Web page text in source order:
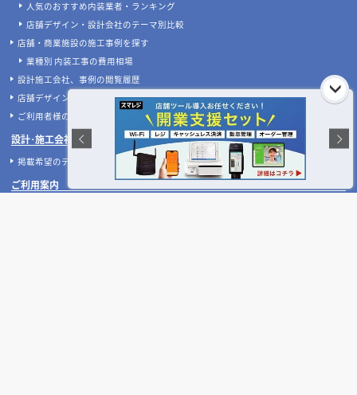
案件あんしん保証サポート
店舗開業･改装をご検討中の方へ
内装の費用相場シミュレーター
無料相談フォーム
【2026年最新】店舗開業・改装に使える補助金
デザイン設計・施工会社を探す
人気のおすすめ内装業者・ランキング
店舗デザイン・設計会社のテーマ別比較
店舗・商業施設の施工事例を探す